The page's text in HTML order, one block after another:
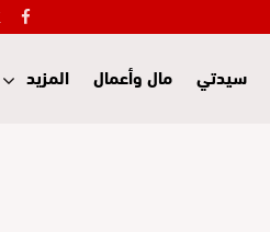
سيدتي مال وأعمال المزيد